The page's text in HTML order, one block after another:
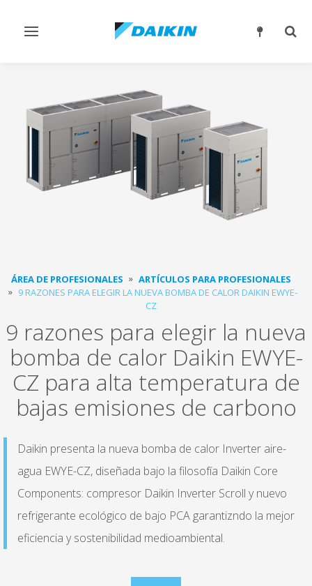
Alternar
ÁREA DE PROFESIONALES
ARTÍCULOS PARA PROFESIONALES
9 RAZONES PARA ELEGIR LA NUEVA BOMBA DE CALOR DAIKIN EWYE-
CZ
9 razones para elegir la nueva
bomba de calor Daikin EWYE-
CZ para alta temperatura de
bajas emisiones de carbono
Daikin presenta la nueva bomba de calor Inverter aire-
agua EWYE-CZ, diseñada bajo la filosofía Daikin Core
Components: compresor Daikin Inverter Scroll y nuevo
refrigerante ecológico de bajo PCA garantizndo la mejor
eficiencia y sostenibilidad medioambiental.